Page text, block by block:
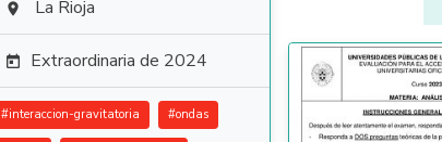
 La Rioja
 Extraordinaria de 2024
#interaccion-gravitatoria #ondas